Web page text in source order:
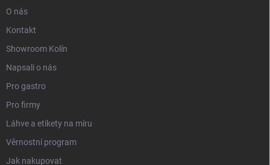
O nás
Kontakt
Showroom Kolín
Napsali o nás
Pro gastro
Pro firmy
Láhve a etikety na míru
Věrnostní program
Jak nakupovat